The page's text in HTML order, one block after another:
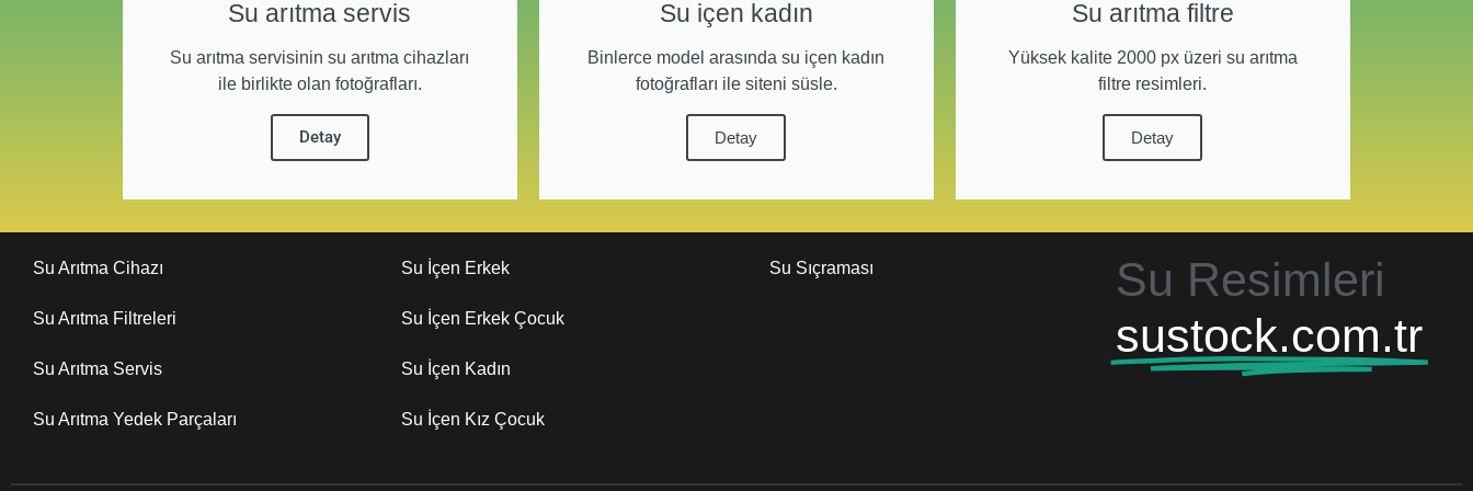
Su arıtma servis
Su arıtma servisinin su arıtma cihazları
ile birlikte olan fotoğrafları.
Detay
Su içen kadın
Binlerce model arasında su içen kadın
fotoğrafları ile siteni süsle.
Detay
Su arıtma filtre
Yüksek kalite 2000 px üzeri su arıtma
filtre resimleri.
Detay
Su Arıtma Cihazı
Su Arıtma Filtreleri
Su Arıtma Servis
Su Arıtma Yedek Parçaları
Su İçen Erkek
Su İçen Erkek Çocuk
Su İçen Kadın
Su İçen Kız Çocuk
Su Sıçraması
Su Resimleri
sustock.com.tr